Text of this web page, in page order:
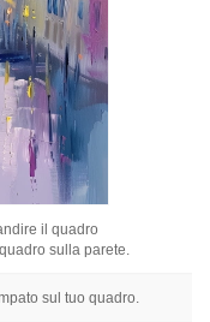
il quadro
sulla parete.
sul tuo quadro.